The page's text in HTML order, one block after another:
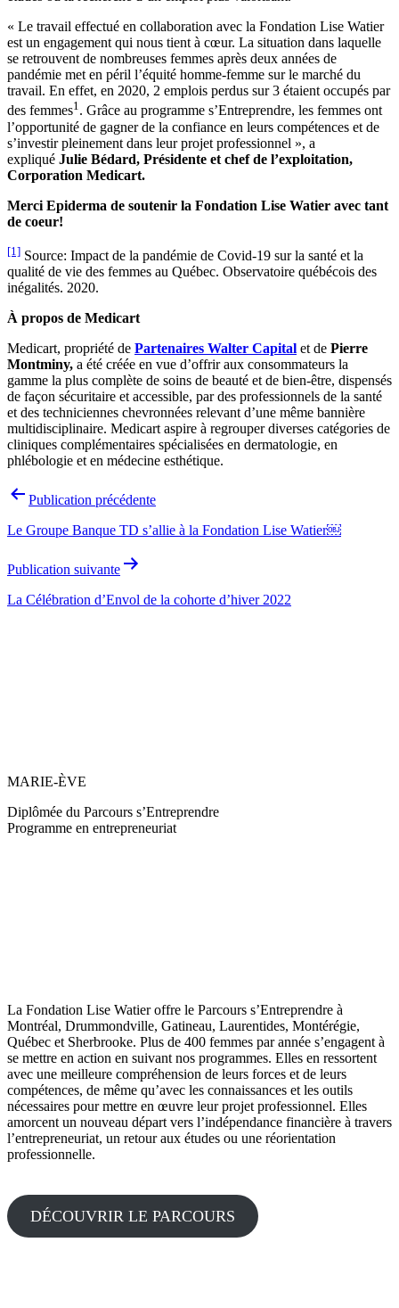
« Le travail effectué en collaboration avec la Fondation Lise Watier
est un engagement qui nous tient à cœur. La situation dans laquelle
se retrouvent de nombreuses femmes après deux années de
pandémie met en péril l’équité homme-femme sur le marché du
travail. En effet, en 2020, 2 emplois perdus sur 3 étaient occupés par
des femmes1. Grâce au programme s’Entreprendre, les femmes ont
l’opportunité de gagner de la confiance en leurs compétences et de
s’investir pleinement dans leur projet professionnel », a
expliqué Julie Bédard, Présidente et chef de l’exploitation,
Corporation Medicart.
Merci Epiderma de soutenir la Fondation Lise Watier avec tant
de coeur!
[1] Source: Impact de la pandémie de Covid-19 sur la santé et la
qualité de vie des femmes au Québec. Observatoire québécois des
inégalités. 2020.
À propos de Medicart
Medicart, propriété de Partenaires Walter Capital et de Pierre
Montminy, a été créée en vue d’offrir aux consommateurs la
gamme la plus complète de soins de beauté et de bien-être, dispensés
de façon sécuritaire et accessible, par des professionnels de la santé
et des techniciennes chevronnées relevant d’une même bannière
multidisciplinaire. Medicart aspire à regrouper diverses catégories de
cliniques complémentaires spécialisées en dermatologie, en
phlébologie et en médecine esthétique.
Navigation
l’article
Publication précédente
Le Groupe Banque TD s’allie à la Fondation Lise Watier￼
Publication suivante
La Célébration d’Envol de la cohorte d’hiver 2022
MARIE-ÈVE
Diplômée du Parcours s’Entreprendre
Programme en entrepreneuriat
La Fondation Lise Watier offre le Parcours s’Entreprendre à
Montréal, Drummondville, Gatineau, Laurentides, Montérégie,
Québec et Sherbrooke. Plus de 400 femmes par année s’engagent à
se mettre en action en suivant nos programmes. Elles en ressortent
avec une meilleure compréhension de leurs forces et de leurs
compétences, de même qu’avec les connaissances et les outils
nécessaires pour mettre en œuvre leur projet professionnel. Elles
amorcent un nouveau départ vers l’indépendance financière à travers
l’entrepreneuriat, un retour aux études ou une réorientation
professionnelle.
DÉCOUVRIR LE PARCOURS